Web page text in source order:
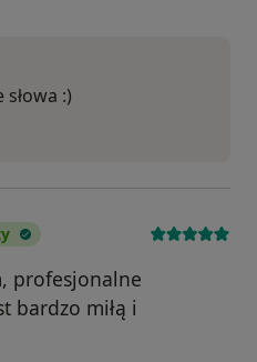
:)
profesjonalne
bardzo miłą i